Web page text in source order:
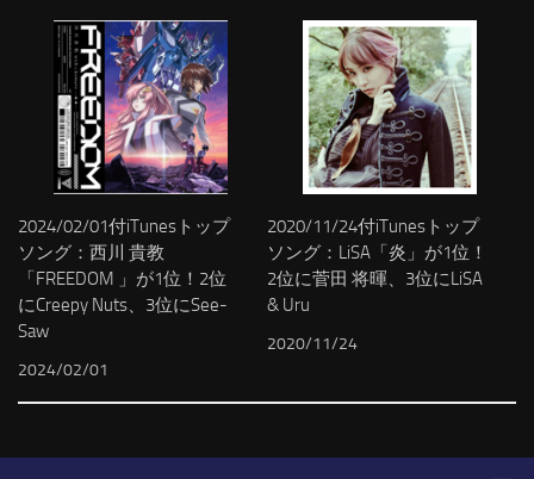
2024/02/01付iTunesトップ
ソング：西川 貴教
「FREEDOM 」が1位！2位
にCreepy Nuts、3位にSee-
Saw
2024/02/01
2020/11/24付iTunesトップ
ソング：LiSA「炎」が1位！
2位に菅田 将暉、3位にLiSA
& Uru
2020/11/24